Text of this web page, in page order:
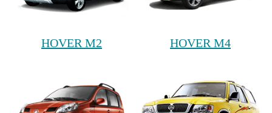
HOVER M2 HOVER M4